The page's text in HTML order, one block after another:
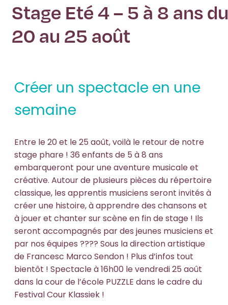
Stage Eté 4 – 5 à 8 ans
20 au 25 août
Créer un spectacle en une
semaine
Entre le 20 et le 25 août, voilà le retour de notre
stage phare ! 36 enfants de 5 à 8 ans
embarqueront pour une aventure musicale et
créative. Autour de plusieurs pièces du répertoire
classique, les apprentis musiciens seront invités à
créer une histoire, à apprendre des chansons et
à jouer et chanter sur scène en fin de stage ! Ils
seront accompagnés par des jeunes musiciens et
par nos équipes ???? Sous la direction artistique
de Francesc Marco Sendon ! Plus d’infos tout
bientôt ! Spectacle à 16h00 le vendredi 25 août
dans la cour de l’école PUZZLE dans le cadre du
Festival Cour Klassiek !